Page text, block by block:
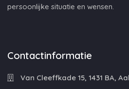
persoonlijke situatie en wensen.
Contactinformatie
Van Cleeffkade 15, 1431 BA,